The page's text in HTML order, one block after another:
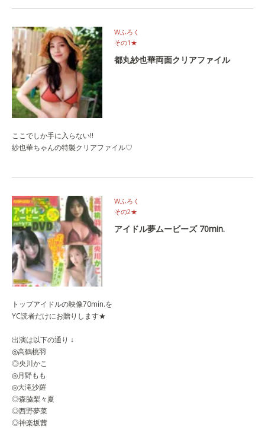
Wふろく
その1★
都丸紗也華両面クリアファイル
ここでしか手に入らない‼
紗也華ちゃんの特製クリアファイル♡
Wふろく
その2★
アイドル夢ムービーズ 70min.
トップアイドルの映像70min.を
YC読者だけにお贈りします★
出演は以下の通り ↓
◎高鶴桃羽
◎央川かこ
◎月野もも
◎大滝沙羅
◎森脇梨々夏
◎西野夢菜
◎神楽坂茜